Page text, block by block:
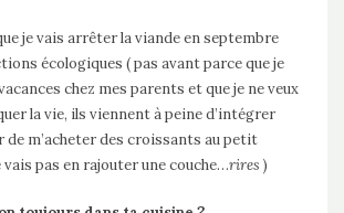
je vais arrêter la viande en septembre
écologiques ( pas avant parce que je
chez mes parents et que je ne veux
la vie, ils viennent à peine d’intégrer
de m’acheter des croissants au petit
pas en rajouter une couche…rires )